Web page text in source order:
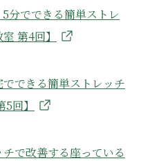
分でできる簡単ストレ
第4回】
できる簡単ストレッチ
回】
で改善する座っている